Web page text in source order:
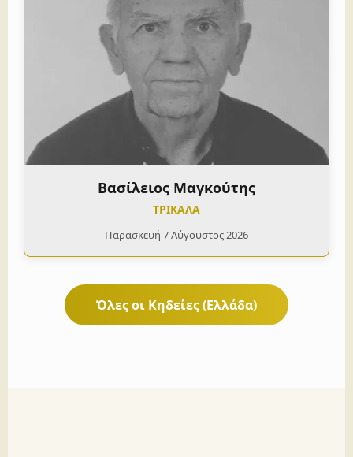
Βασίλειος Μαγκούτης
ΤΡΙΚΑΛΑ
Παρασκευή 7 Αύγουστος 2026
Όλες οι Κηδείες (Ελλάδα)